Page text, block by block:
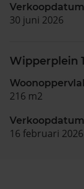
Verkoopdatum
30 juni 2026
Wipperplein 1
216 m2
Verkoopdatum
16 februari 2026